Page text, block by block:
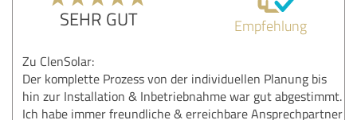
SEHR GUT Empfehlung
Zu ClenSolar:
Der komplette Prozess von der individuellen Planung bis
hin zur Installation & Inbetriebnahme war gut abgestimmt.
Ich habe immer freundliche & erreichbare Ansprechpartner